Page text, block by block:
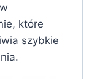
które
szybkie